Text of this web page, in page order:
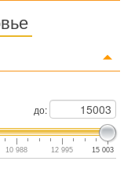
до:
10 988 12 995 15 003